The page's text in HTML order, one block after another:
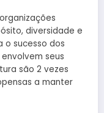
diversidade e
o sucesso dos
seus
são 2 vezes
a manter